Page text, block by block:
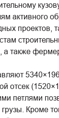
активного
проектов,
а также
отсек
петлями
Кроме